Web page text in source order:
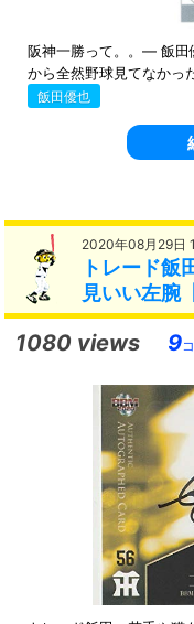
阪神一勝って。。— 飯
から全然野球見てなかっ
飯田優也
2020年08月29日
トレード飯
見いい左腕
1080 views 9